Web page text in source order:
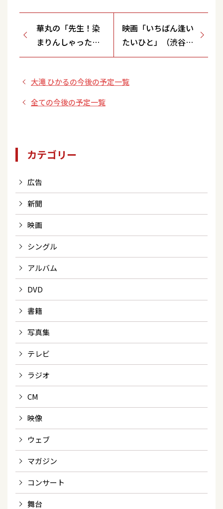
華丸の「先生！染
まりんしゃった
ね…。」
映画「いちばん逢い
たいひと」（渋谷プ
ロダクション）
大滝 ひかるの今後の予定一覧
全ての今後の予定一覧
カテゴリー
広告
新聞
映画
シングル
アルバム
DVD
書籍
写真集
テレビ
ラジオ
CM
映像
ウェブ
マガジン
コンサート
舞台